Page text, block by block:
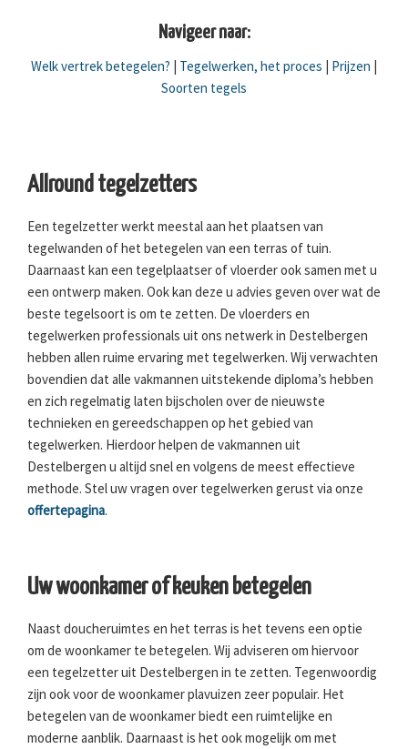
Navigeer naar:
Welk vertrek betegelen? Tegelwerken, het proces Prijzen
Soorten tegels
Allround tegelzetters
Een tegelzetter werkt meestal aan het plaatsen van
tegelwanden of het betegelen van een terras of tuin.
Daarnaast kan een tegelplaatser of vloerder ook samen met u
een ontwerp maken. Ook kan deze u advies geven over wat de
beste tegelsoort is om te zetten. De vloerders en
tegelwerken professionals uit ons netwerk in Destelbergen
hebben allen ruime ervaring met tegelwerken. Wij verwachten
bovendien dat alle vakmannen uitstekende diploma’s hebben
en zich regelmatig laten bijscholen over de nieuwste
technieken en gereedschappen op het gebied van
tegelwerken. Hierdoor helpen de vakmannen uit
Destelbergen u altijd snel en volgens de meest effectieve
methode. Stel uw vragen over tegelwerken gerust via onze
offertepagina.
Uw woonkamer of keuken betegelen
Naast doucheruimtes en het terras is het tevens een optie
om de woonkamer te betegelen. Wij adviseren om hiervoor
een tegelzetter uit Destelbergen in te zetten. Tegenwoordig
zijn ook voor de woonkamer plavuizen zeer populair. Het
betegelen van de woonkamer biedt een ruimtelijke en
moderne aanblik. Daarnaast is het ook mogelijk om met